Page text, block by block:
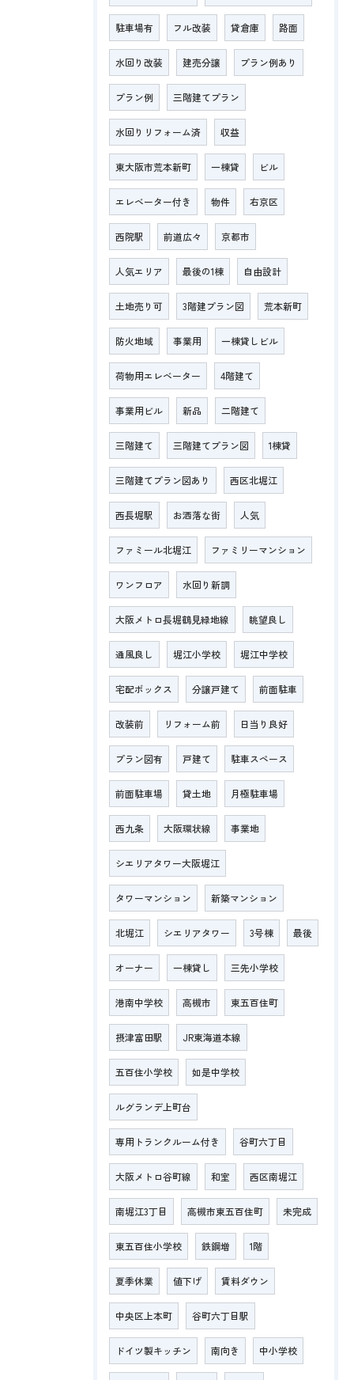
駐車場有 フル改装 貸倉庫 路面
水回り改装 建売分譲 プラン例あり
プラン例 三階建てプラン
水回りリフォーム済 収益
東大阪市荒本新町 一棟貸 ビル
エレベーター付き 物件 右京区
西院駅 前道広々 京都市
人気エリア 最後の1棟 自由設計
土地売り可 3階建プラン図 荒本新町
防火地域 事業用 一棟貸しビル
荷物用エレベーター 4階建て
事業用ビル 新品 二階建て
三階建て 三階建てプラン図 1棟貸
三階建てプラン図あり 西区北堀江
西長堀駅 お洒落な街 人気
ファミール北堀江 ファミリーマンション
ワンフロア 水回り新調
大阪メトロ長堀鶴見緑地線 眺望良し
通風良し 堀江小学校 堀江中学校
宅配ボックス 分譲戸建て 前面駐車
改装前 リフォーム前 日当り良好
プラン図有 戸建て 駐車スペース
前面駐車場 貸土地 月極駐車場
西九条 大阪環状線 事業地
シエリアタワー大阪堀江
タワーマンション 新築マンション
北堀江 シエリアタワー 3号棟 最後
オーナー 一棟貸し 三先小学校
港南中学校 高槻市 東五百住町
摂津富田駅 JR東海道本線
五百住小学校 如是中学校
ルグランデ上町台
専用トランクルーム付き 谷町六丁目
大阪メトロ谷町線 和室 西区南堀江
南堀江3丁目 高槻市東五百住町 未完成
東五百住小学校 鉄鋼増 1階
夏季休業 値下げ 賃料ダウン
中央区上本町 谷町六丁目駅
ドイツ製キッチン 南向き 中小学校